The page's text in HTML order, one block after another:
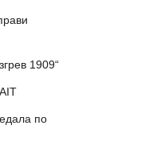
1909“
по